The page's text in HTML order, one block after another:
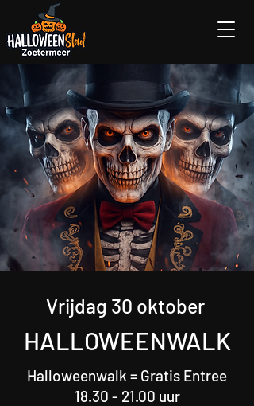
Vrijdag 30 oktober
HALLOWEENWALK
Halloweenwalk = Gratis Entree
18.30 - 21.00 uur